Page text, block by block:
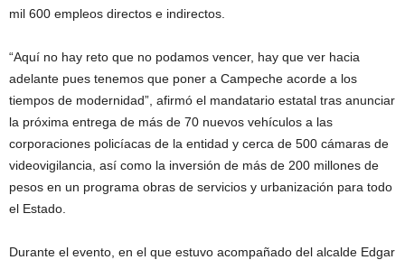
mil 600 empleos directos e indirectos.
“Aquí no hay reto que no podamos vencer, hay que ver hacia
adelante pues tenemos que poner a Campeche acorde a los
tiempos de modernidad”, afirmó el mandatario estatal tras anunciar
la próxima entrega de más de 70 nuevos vehículos a las
corporaciones policíacas de la entidad y cerca de 500 cámaras de
videovigilancia, así como la inversión de más de 200 millones de
pesos en un programa obras de servicios y urbanización para todo
el Estado.
Durante el evento, en el que estuvo acompañado del alcalde Edgar